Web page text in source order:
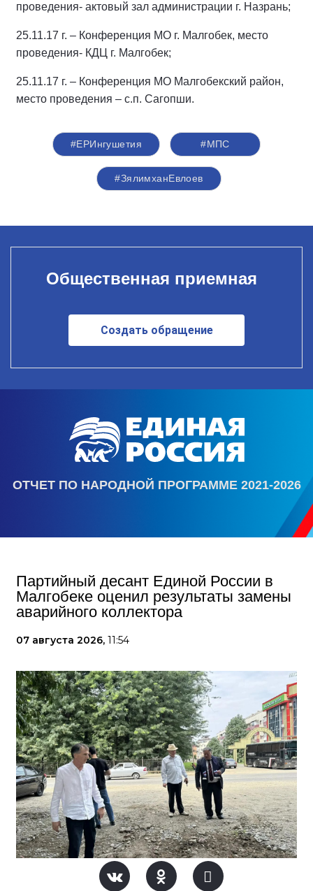
проведения- актовый зал администрации г. Назрань;
25.11.17 г. – Конференция МО г. Малгобек, место
проведения- КДЦ г. Малгобек;
25.11.17 г. – Конференция МО Малгобекский район,
место проведения – с.п. Сагопши.
#ЕРИнгушетия #МПС
#ЗялимханЕвлоев
Общественная приемная
Создать обращение
ОТЧЕТ ПО НАРОДНОЙ ПРОГРАММЕ 2021-2026
Партийный десант Единой России в
Малгобеке оценил результаты замены
аварийного коллектора
07 августа 2026, 11:54